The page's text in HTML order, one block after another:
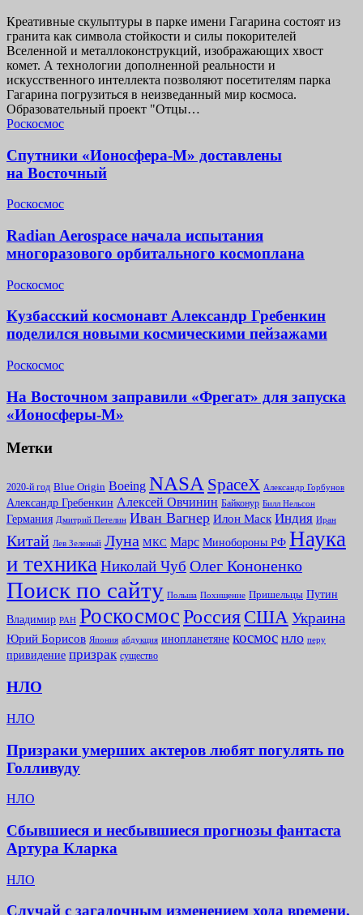
Креативные скульптуры в парке имени Гагарина состоят из
гранита как символа стойкости и силы покорителей
Вселенной и металлоконструкций, изображающих хвост
комет. А технологии дополненной реальности и
искусственного интеллекта позволяют посетителям парка
Гагарина погрузиться в неизведанный мир космоса.
Образовательный проект "Отцы…
Роскосмос
Спутники «Ионосфера-М» доставлены
на Восточный
Роскосмос
Radian Aerospace начала испытания
многоразового орбитального космоплана
Роскосмос
Кузбасский космонавт Александр Гребенкин
поделился новыми космическими пейзажами
Роскосмос
На Восточном заправили «Фрегат» для запуска
«Ионосферы-М»
Метки
2020-й год Blue Origin Boeing NASA SpaceX Александр Горбунов
Александр Гребенкин Алексей Овчинин Байконур Билл Нельсон
Германия Дмитрий Петелин Иван Вагнер Илон Маск Индия Иран
Китай Лев Зеленый Луна МКС Марс Минoбороны РФ Наука
и техникаНиколай Чуб Олег Кононенко
Поиск по сайту Польша Похищение Пришельцы Путин
Владимир РАН РоскосмосРоссияСШАУкраина
Юрий Борисов Япония абдукция инопланетяне космос нло перу
привидение призрак существо
НЛО
НЛО
Призраки умерших актеров любят погулять по
Голливуду
НЛО
Сбывшиеся и несбывшиеся прогнозы фантаста
Артура Кларка
НЛО
Случай с загадочным изменением хода времени.